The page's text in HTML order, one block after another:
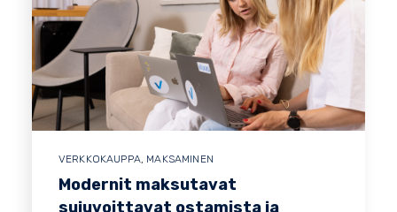
VERKKOKAUPPA MAKSAMINEN
Modernit maksutavat
sujuvoittavat ostamista ja